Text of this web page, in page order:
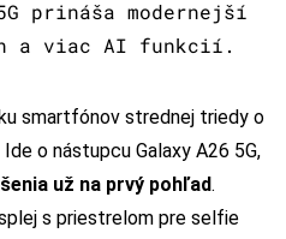
prináša modernejší
a viac AI funkcií.
smartfónov strednej triedy o
Ide o nástupcu Galaxy A26 5G,
už na prvý pohľad.
s priestrelom pre selfie